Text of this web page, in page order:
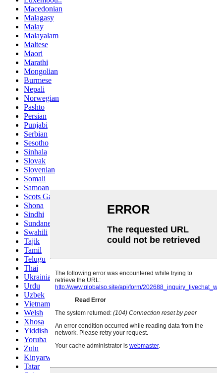
Macedonian
Malagasy
Malay
Malayalam
Maltese
Maori
Marathi
Mongolian
Burmese
Nepali
Norwegian
Pashto
Persian
Punjabi
Serbian
Sesotho
Sinhala
Slovak
Slovenian
Somali
Samoan
Scots Gaelic
Shona
Sindhi
Sundanese
Swahili
Tajik
Tamil
Telugu
Thai
Ukrainian
Urdu
Uzbek
Vietnamese
Welsh
Xhosa
Yiddish
Yoruba
Zulu
Kinyarwanda
Tatar